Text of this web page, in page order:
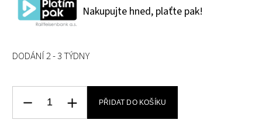
Nakupujte hned, plaťte pak!
DODÁNÍ 2 - 3 TÝDNY
PŘIDAT DO KOŠÍKU